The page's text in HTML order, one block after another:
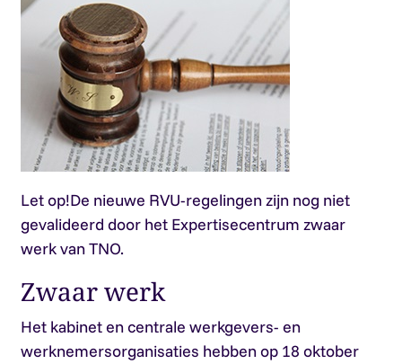
Let op!De nieuwe RVU-regelingen zijn nog niet
gevalideerd door het Expertisecentrum zwaar
werk van TNO.
Zwaar werk
Het kabinet en centrale werkgevers- en
werknemersorganisaties hebben op 18 oktober